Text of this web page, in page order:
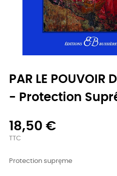
PAR LE POUVOIR
- Protection
18,50 €
TTC
Protection supręme